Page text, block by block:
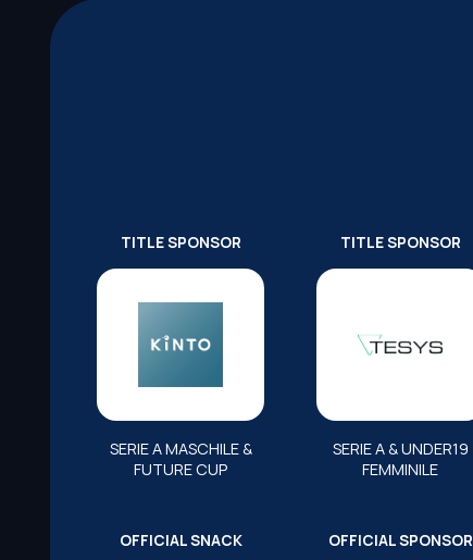
TITLE SPONSOR
SERIE A MASCHILE &
FUTURE CUP
TITLE SPONSOR
SERIE A & UNDER19
FEMMINILE
OFFICIAL SNACK OFFICIAL SPONSOR